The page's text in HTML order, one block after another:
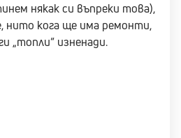
някак си въпреки това),
нито кога ще има ремонти,
„топли“ изненади.